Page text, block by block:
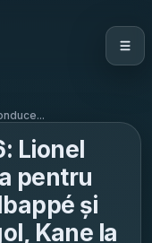
Lionel
pentru
și
Kane la